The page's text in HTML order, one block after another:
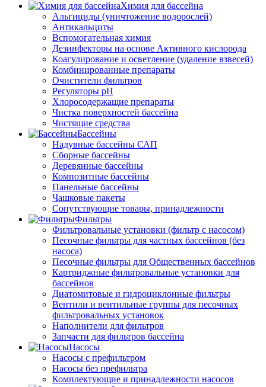
Химия для бассейна
Альгициды (уничтожение водорослей)
Антикальциты
Вспомогательная химия
Дезинфекторы на основе Активного кислорода
Коагулирование и осветление (удаление взвесей)
Комбинированные препараты
Очистители фильтров
Регуляторы pH
Хлоросодержащие препараты
Чистка поверхностей бассейна
Чистящие средства
Бассейны
Надувные бассейны САП
Сборные бассейны
Деревянные бассейны
Композитные бассейны
Панельные бассейны
Чашковые пакеты
Сопутствующие товары, принадлежности
Фильтры
Фильтровальные установки (фильтр с насосом)
Песочные фильтры для частных бассейнов (без
насоса)
Песочные фильтры для Общественных бассейнов
Картриджные фильтровальные установки для
бассейнов
Диатомитовые и гидроциклонные фильтры
Вентили и вентильные группы для песочных
фильтровальных установок
Наполнители для фильтров
Запчасти для фильтров бассейна
Насосы
Насосы с префильтром
Насосы без префильтра
Комплектующие и принадлежности насосов